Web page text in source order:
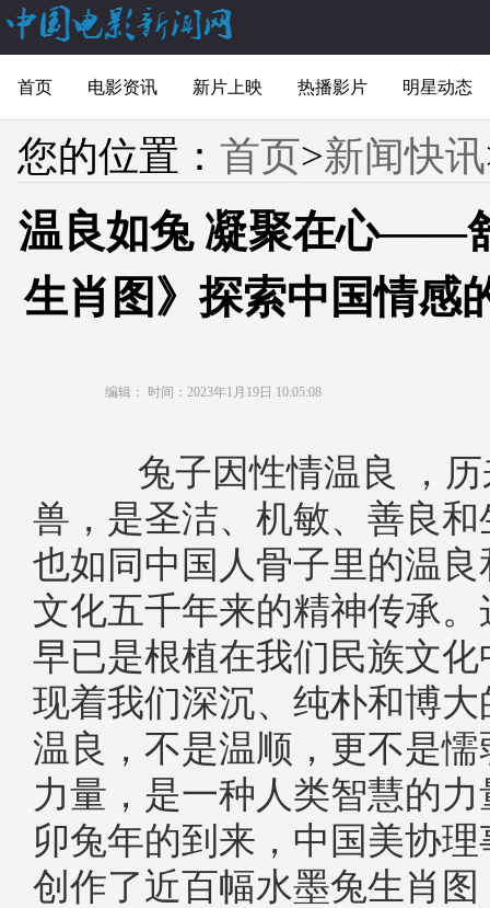
首页 电影资讯 新片上映 热播影片 明星动态
您的位置： 首页>新闻快讯
温良如兔 凝聚在心——
生肖图》探索中国情感
编辑： 时间：2023年1月19日 10:05:08
兔子因性情温良 ，历
兽，是圣洁、机敏、善良
也如同中国人骨子里的温
文化五千年来的精神传承
早已是根植在我们民族文
现着我们深沉、纯朴和博
温良，不是温顺，更不是
力量，是一种人类智慧的
卯兔年的到来，中国美协
创作了近百幅水墨兔生肖